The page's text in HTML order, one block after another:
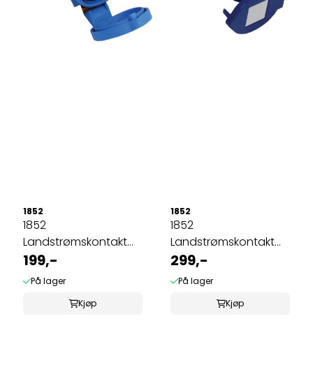
1852
1852
Landstrømskontakt
CEE hun
199,-
På lager
Kjøp
1852
1852
Landstrømskontakt
vinklet CEE hun +
Schuko
299,-
På lager
Kjøp